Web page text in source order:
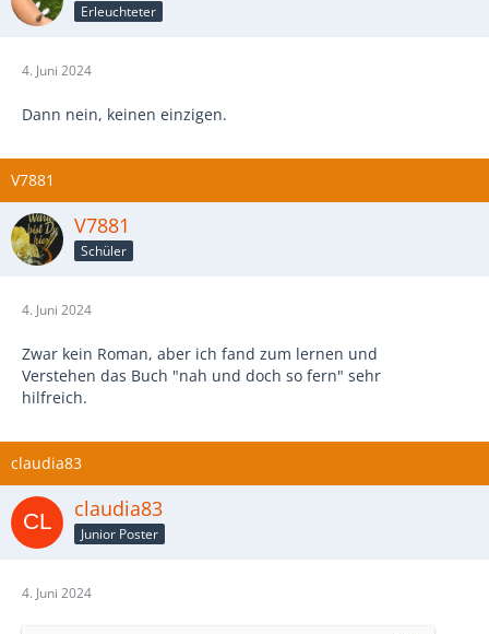
Erleuchteter
4. Juni 2024
Dann nein, keinen einzigen.
V7881
V7881
Schüler
4. Juni 2024
Zwar kein Roman, aber ich fand zum lernen und
Verstehen das Buch "nah und doch so fern" sehr
hilfreich.
claudia83
claudia83
Junior Poster
4. Juni 2024